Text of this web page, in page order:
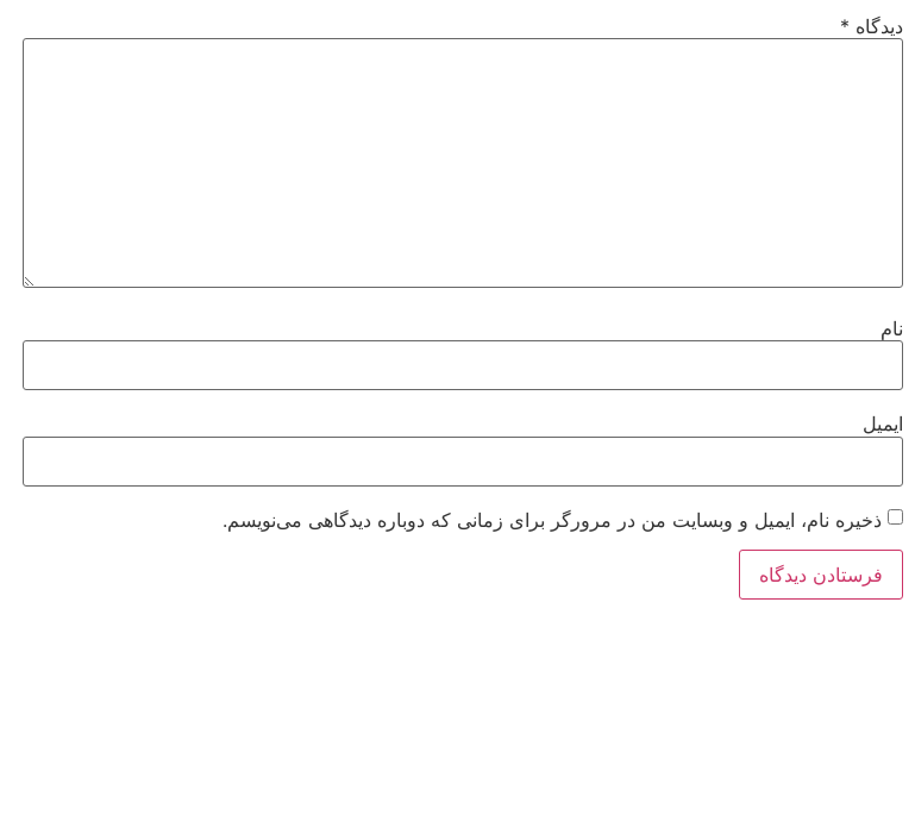
دیدگاه *
نام
ایمیل
ذخیره نام، ایمیل و وبسایت من در مرورگر برای زمانی که دوباره دیدگاهی می‌نویسم.